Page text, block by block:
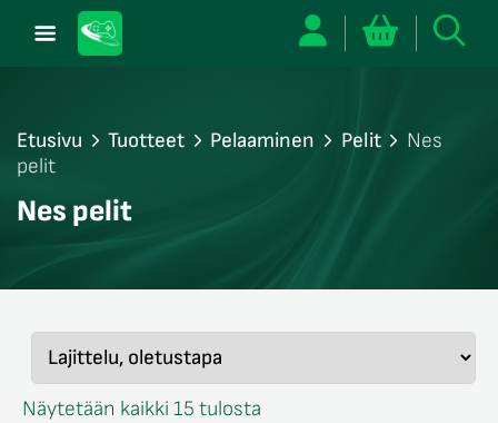
Etusivu Tuotteet Pelaaminen Pelit
Nes
pelit
Nes pelit
Näytetään kaikki 15 tulosta
sulje
sulje
sulje